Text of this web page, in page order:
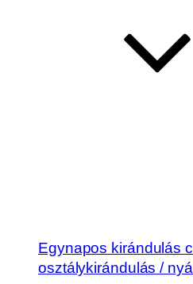
Egynapos kirándulás
osztálykirándulás /